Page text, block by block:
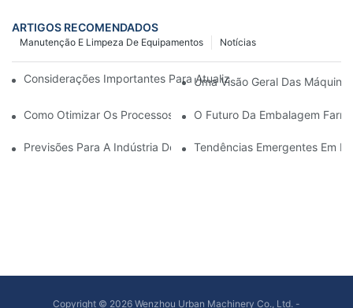
ARTIGOS RECOMENDADOS
Notícias
Manutenção E Limpeza De Equipamentos
Considerações Importantes Para Atualizar Máquinas De
Uma Visão Geral Das
Como Otimizar Os Processos De Produção Com Manutenção
O Futuro Da Embalagem
Previsões Para A Indústria De Embalagens Farmacêuticas Na
Tendências Emergentes Em
Copyright © 2026 Wenzhou Urban Machinery Co., Ltd. -